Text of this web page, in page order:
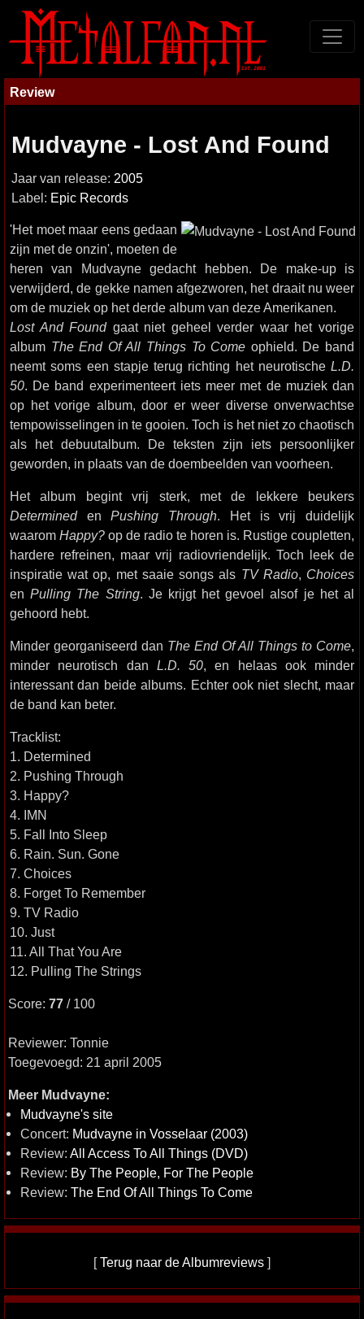
Review
Mudvayne - Lost And Found
Jaar van release: 2005
Label: Epic Records
'Het moet maar eens gedaan
zijn met de onzin', moeten de
heren van Mudvayne gedacht hebben. De make-up is
verwijderd, de gekke namen afgezworen, het draait nu weer
om de muziek op het derde album van deze Amerikanen.
Lost And Foundgaat niet geheel verder waar het vorige
album The End Of All Things To Come ophield. De band
neemt soms een stapje terug richting het neurotische L.D.
50. De band experimenteert iets meer met de muziek dan
op het vorige album, door er weer diverse onverwachtse
tempowisselingen in te gooien. Toch is het niet zo chaotisch
als het debuutalbum. De teksten zijn iets persoonlijker
geworden, in plaats van de doembeelden van voorheen.
Het album begint vrij sterk, met de lekkere beukers
DeterminedenPushing Through. Het is vrij duidelijk
waarom Happy? op de radio te horen is. Rustige coupletten,
hardere refreinen, maar vrij radiovriendelijk. Toch leek de
inspiratie wat op, met saaie songs als TV Radio, Choices
enPulling The String. Je krijgt het gevoel alsof je het al
gehoord hebt.
Minder georganiseerd dan The End Of All Things to Come,
minder neurotisch dan L.D. 50, en helaas ook minder
interessant dan beide albums. Echter ook niet slecht, maar
de band kan beter.
Tracklist:
1. Determined
2. Pushing Through
3. Happy?
4. IMN
5. Fall Into Sleep
6. Rain. Sun. Gone
7. Choices
8. Forget To Remember
9. TV Radio
10. Just
11. All That You Are
12. Pulling The Strings
Score: 77 / 100
Reviewer: Tonnie
Toegevoegd: 21 april 2005
Meer Mudvayne:
Mudvayne's site
Concert: Mudvayne in Vosselaar (2003)
Review: All Access To All Things (DVD)
Review: By The People, For The People
Review: The End Of All Things To Come
[Terug naar de Albumreviews ]